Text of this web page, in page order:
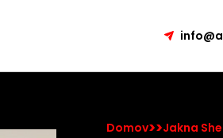
Domov>>Jakna